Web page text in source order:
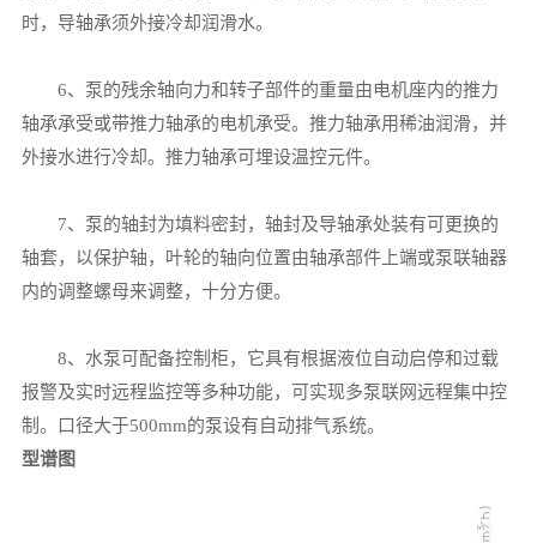
时，导轴承须外接冷却润滑水。
6、泵的残余轴向力和转子部件的重量由电机座内的推力
轴承承受或带推力轴承的电机承受。推力轴承用稀油润滑，并
外接水进行冷却。推力轴承可埋设温控元件。
7、泵的轴封为填料密封，轴封及导轴承处装有可更换的
轴套，以保护轴，叶轮的轴向位置由轴承部件上端或泵联轴器
内的调整螺母来调整，十分方便。
8、水泵可配备控制柜，它具有根据液位自动启停和过载
报警及实时远程监控等多种功能，可实现多泵联网远程集中控
制。口径大于500mm的泵设有自动排气系统。
型谱图